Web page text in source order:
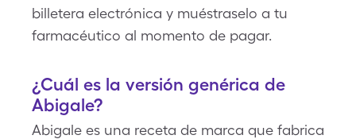
billetera electrónica y muéstraselo a tu
farmacéutico al momento de pagar.
¿Cuál es la versión genérica de
Abigale?
Abigale es una receta de marca que fabrica